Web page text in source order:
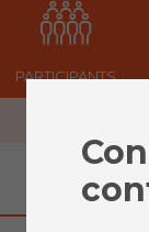
PARTICIPANTS